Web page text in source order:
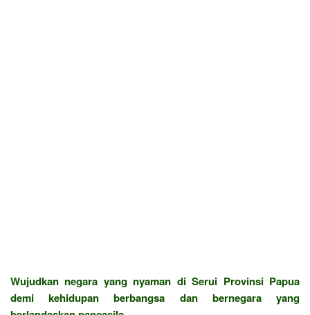
Wujudkan negara yang nyaman di Serui Provinsi Papua
demi kehidupan berbangsa dan bernegara yang